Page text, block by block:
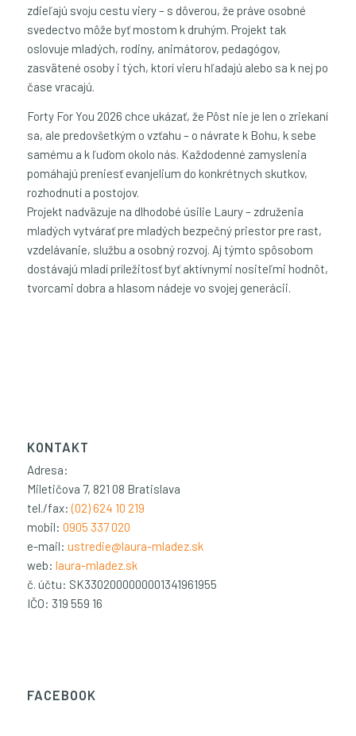
zdieľajú svoju cestu viery – s dôverou, že práve osobné
svedectvo môže byť mostom k druhým. Projekt tak
oslovuje mladých, rodiny, animátorov, pedagógov,
zasvätené osoby i tých, ktorí vieru hľadajú alebo sa k nej po
čase vracajú.
Forty For You 2026 chce ukázať, že Pôst nie je len o zriekaní
sa, ale predovšetkým o vzťahu – o návrate k Bohu, k sebe
samému a k ľuďom okolo nás. Každodenné zamyslenia
pomáhajú preniesť evanjelium do konkrétnych skutkov,
rozhodnutí a postojov.
Projekt nadväzuje na dlhodobé úsilie Laury – združenia
mladých vytvárať pre mladých bezpečný priestor pre rast,
vzdelávanie, službu a osobný rozvoj. Aj týmto spôsobom
dostávajú mladí príležitosť byť aktívnymi nositeľmi hodnôt,
tvorcami dobra a hlasom nádeje vo svojej generácii.
KONTAKT
Adresa:
Miletičova 7, 821 08 Bratislava
tel./fax:(02) 624 10 219
mobil: 0905 337 020
e-mail: ustredie@laura-mladez.sk
web: laura-mladez.sk
č. účtu: SK3302000000001341961955
IČO: 319 559 16
FACEBOOK